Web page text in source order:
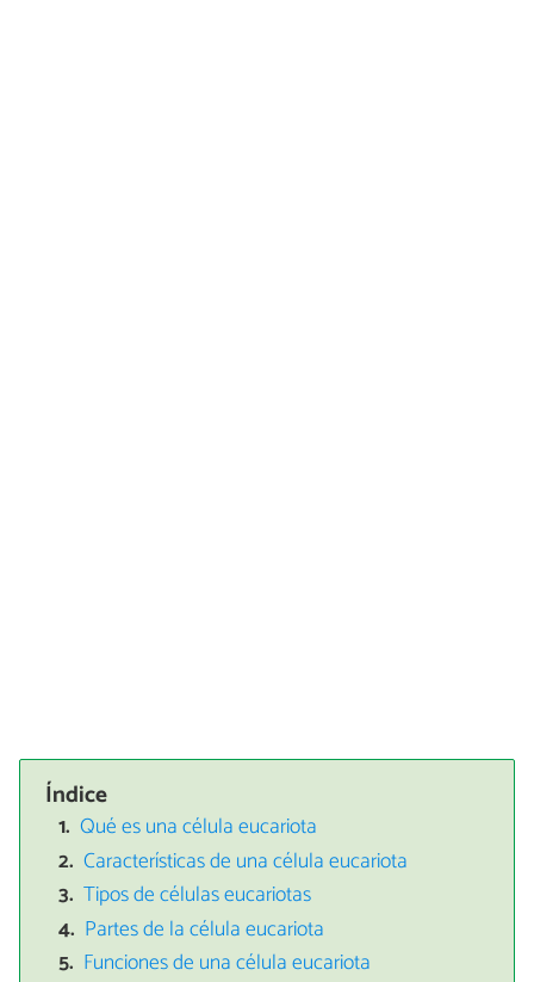
Índice
Qué es una célula eucariota
Características de una célula eucariota
Tipos de células eucariotas
Partes de la célula eucariota
Funciones de una célula eucariota